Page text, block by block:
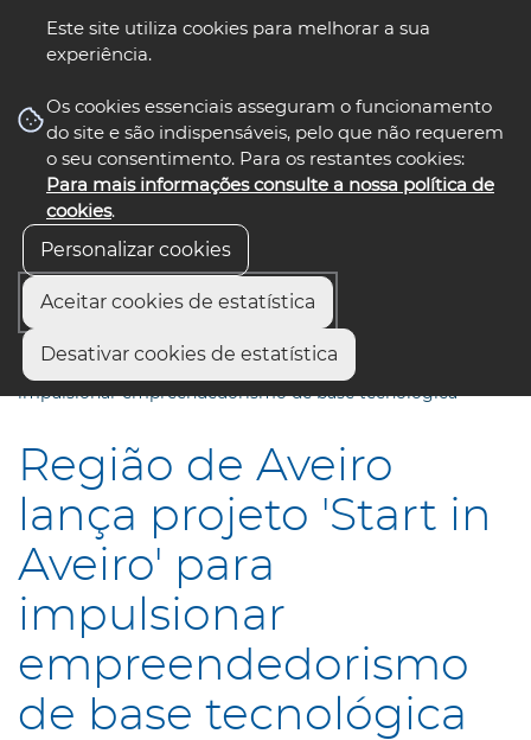
Este site utiliza cookies para melhorar a sua
experiência.
Os cookies essenciais asseguram o funcionamento
do site e são indispensáveis, pelo que não requerem
o seu consentimento. Para os restantes cookies:
Para mais informações consulte a nossa política de
cookies.
Personalizar cookies
Aceitar cookies de estatística
Desativar cookies de estatística
nos select language
Início
Região de Aveiro lança projeto "Start in Aveiro" para
impulsionar empreendedorismo de base tecnológica
Região de Aveiro
lança projeto 'Start in
Aveiro' para
impulsionar
empreendedorismo
de base tecnológica